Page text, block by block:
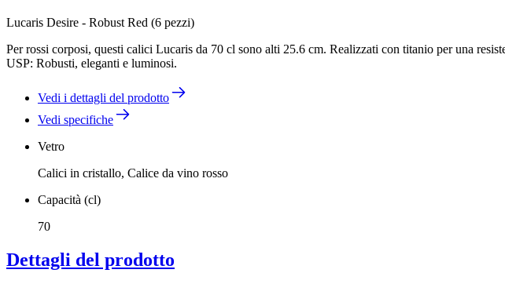
Lucaris Desire - Robust Red (6 pezzi)
Per rossi corposi, questi calici Lucaris da 70 cl sono alti 25.6 cm. Realizzati con titanio per una
USP: Robusti, eleganti e luminosi.
Vedi i dettagli del prodotto
Vedi specifiche
Vetro
Calici in cristallo, Calice da vino rosso
Capacità (cl)
70
Dettagli del prodotto